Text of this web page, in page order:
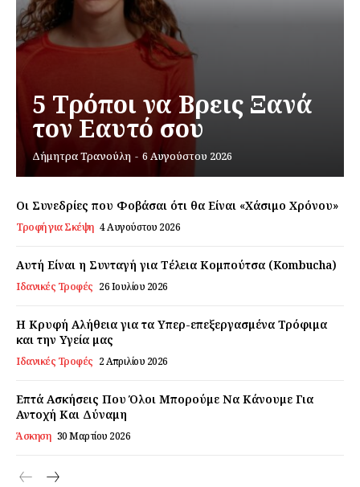
Εγγραφείτε τώρα!
Daily Food
Σχετικά με εμάς
Ο λογαριασμός μου
Επικοινωνία
5 Τρόποι να Βρεις Ξανά
τον Εαυτό σου
Δήμητρα Τρανούλη - 6 Αυγούστου 2026
Οι Συνεδρίες που Φοβάσαι ότι θα Είναι «Χάσιμο Χρόνου»
Τροφή για Σκέψη 4 Αυγούστου 2026
Αυτή Είναι η Συνταγή για Τέλεια Κομπούτσα (Kombucha)
Ιδανικές Τροφές 26 Ιουλίου 2026
Η Κρυφή Αλήθεια για τα Υπερ-επεξεργασμένα Τρόφιμα
και την Υγεία μας
Ιδανικές Τροφές 2 Απριλίου 2026
Επτά Ασκήσεις Που Όλοι Μπορούμε Να Κάνουμε Για
Αντοχή Και Δύναμη
Άσκηση 30 Μαρτίου 2026